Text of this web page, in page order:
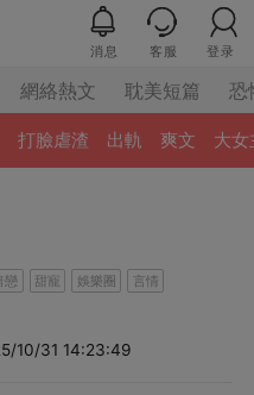
消息 客服 登录
網絡熱文 耽美短篇 恐
打臉虐渣 出軌 爽文 大女
戀 甜寵 娛樂圈
言情
10/31 14:23:49